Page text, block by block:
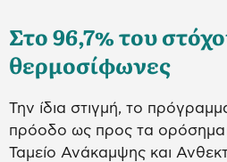
Στο 96,7% του
θερμοσίφωνες
Την ίδια στιγμή, το
πρόοδο ως προς τα ορόσημα
Ταμείο Ανάκαμψης και